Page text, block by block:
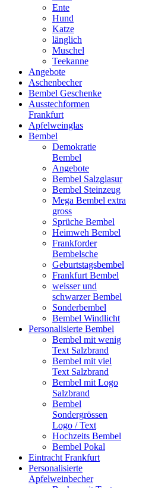
Ente
Hund
Katze
länglich
Muschel
Teekanne
Angebote
Aschenbecher
Bembel Geschenke
Ausstechformen
Frankfurt
Apfelweinglas
Bembel
Demokratie
Bembel
Angebote
Bembel Salzglasur
Bembel Steinzeug
Mega Bembel extra
gross
Sprüche Bembel
Heimweh Bembel
Frankforder
Bembelsche
Geburtstagsbembel
Frankfurt Bembel
weisser und
schwarzer Bembel
Sonderbembel
Bembel Windlicht
Personalisierte Bembel
Bembel mit wenig
Text Salzbrand
Bembel mit viel
Text Salzbrand
Bembel mit Logo
Salzbrand
Bembel
Sondergrössen
Logo / Text
Hochzeits Bembel
Bembel Pokal
Eintracht Frankfurt
Personalisierte
Apfelweinbecher